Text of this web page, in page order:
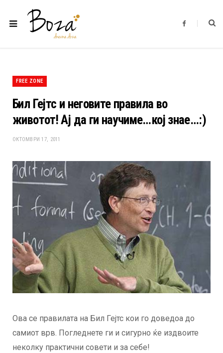
F
b
FREE ZONE
Бил Гејтс и неговите правила во
животот! Ај да ги научиме…кој знае…:)
ОКТОМВРИ 17, 2011
Ова се правилата на Бил Гејтс кои го доведоа до
самиот врв. Погледнете ги и сигурно ќе издвоите
неколку практични совети и за себе!